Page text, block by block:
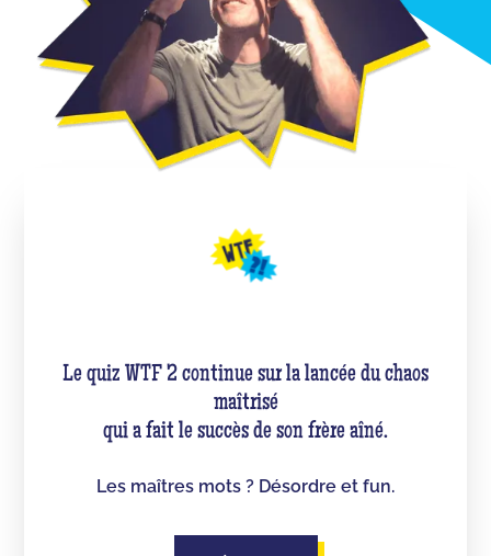
Le quiz WTF 2 continue sur la lancée du chaos
maîtrisé
qui a fait le succès de son frère aîné.
Les maîtres mots ? Désordre et fun.